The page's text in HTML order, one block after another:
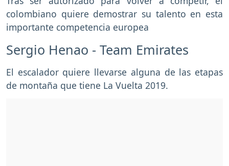
colombiano quiere demostrar su talento en esta
importante competencia europea
Sergio Henao - Team Emirates
El escalador quiere llevarse alguna de las etapas
de montaña que tiene La Vuelta 2019.